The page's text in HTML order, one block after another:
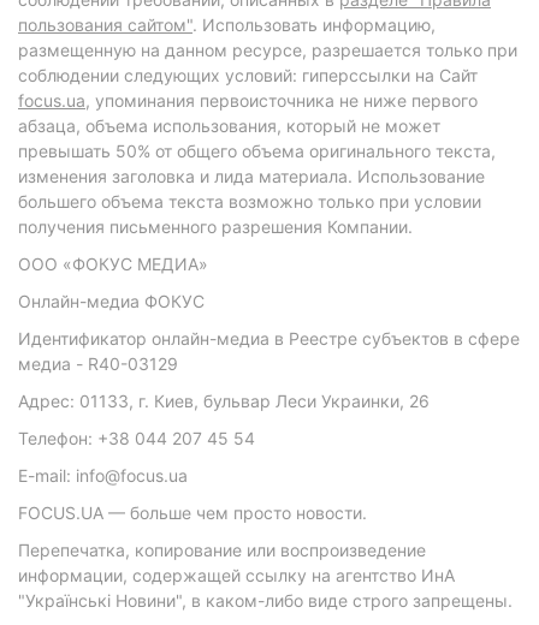
пользования сайтом". Использовать информацию,
размещенную на данном ресурсе, разрешается только при
соблюдении следующих условий: гиперссылки на Сайт
focus.ua, упоминания первоисточника не ниже первого
абзаца, объема использования, который не может
превышать 50% от общего объема оригинального текста,
изменения заголовка и лида материала. Использование
большего объема текста возможно только при условии
получения письменного разрешения Компании.
ООО «ФОКУС МЕДИА»
Онлайн-медиа ФОКУС
Идентификатор онлайн-медиа в Реестре субъектов в сфере
медиа - R40-03129
Адрес: 01133, г. Киев, бульвар Леси Украинки, 26
Телефон: +38 044 207 45 54
E-mail: info@focus.ua
FOCUS.UA — больше чем просто новости.
Перепечатка, копирование или воспроизведение
информации, содержащей ссылку на агентство ИнА
"Українські Новини", в каком-либо виде строго запрещены.